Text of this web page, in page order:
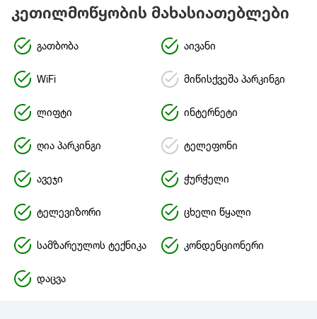
კეთილმოწყობის მახასიათებლები
გათბობა აივანი
WiFi მიწისქვეშა პარკინგი
ლიფტი ინტერნეტი
ღია პარკინგი ტელეფონი
ავეჯი ჭურჭელი
ტელევიზორი ცხელი წყალი
სამზარეულოს ტექნიკა კონდენციონერი
დაცვა